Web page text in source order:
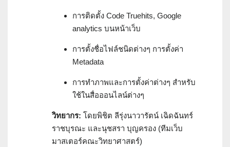
การติดตั้ง Code Truehits, Google
analytics บนหน้าเว็บ
การตั้งชื่อไฟล์ชนิดต่างๆ การตั้งค่า
Metadata
การทำภาพและการตั้งค่าต่างๆ สำหรับ
ใช้ในสื่อออนไลน์ต่างๆ
วิทยากร: โดยพิชิต ลีรุ่งนาวารัตน์ เฉิดฉันทร์
ราชบุรณะ และนุชสรา บุญครอง (ทีมเว็บ
มาสเตอร์คณะวิทยาศาสตร์)